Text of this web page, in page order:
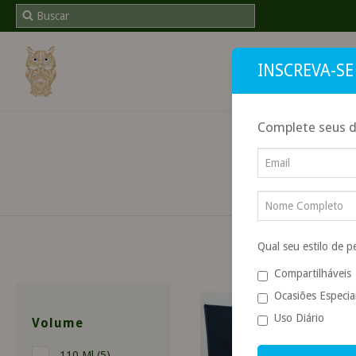
INÍCIO
Volume
24%
INSCREVA-SE
Complete seus
Qual seu estilo de
Compartilháveis
Ocasiões
Uso Diário